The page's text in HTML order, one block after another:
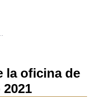
la oficina de